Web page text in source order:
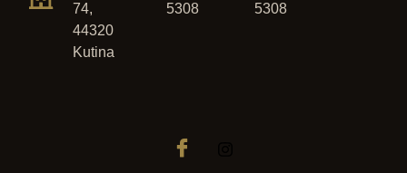
74,
44320
Kutina
5308
5308